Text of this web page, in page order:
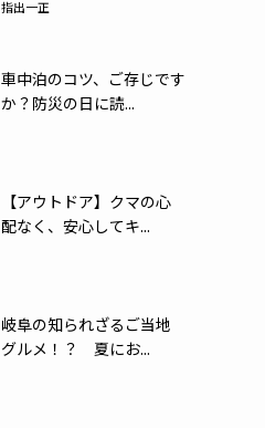
指出一正
車中泊のコツ、ご存じです
か？防災の日に読...
【アウトドア】クマの心
配なく、安心してキ...
岐阜の知られざるご当地
グルメ！？ 夏にお...